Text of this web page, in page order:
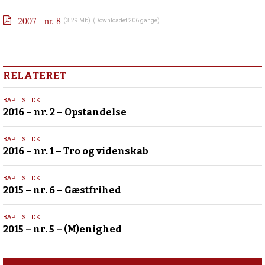
historie
indlæg:
nr.
7
–
Kroppen
–
er
den
på
plads?
2007 - nr. 8 (3.29 Mb) (Downloadet 206 gange)
RELATERET
18.
marts
2016
BAPTIST.DK
2016 – nr. 2 – Opstandelse
5.
februar
2016
BAPTIST.DK
2016 – nr. 1 – Tro og videnskab
27.
november
2015
BAPTIST.DK
2015 – nr. 6 – Gæstfrihed
25.
september
BAPTIST.DK
2015 – nr. 5 – (M)enighed